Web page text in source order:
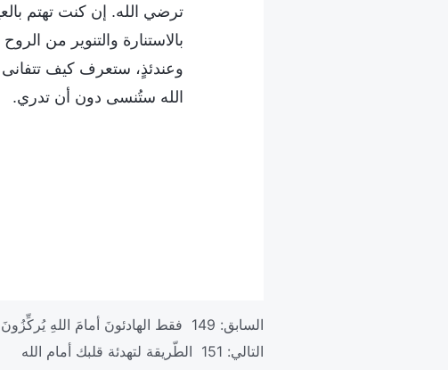
ترضي الله. إن كنت تهتم
بالاستنارة والتنوير من
وعندئذٍ، ستعرف كيف
الله ستُنسى دون أن تدري.
السابق: 149 فقط الهادئونَ أمامَ اللهِ يُركِّزُونَ على الحياةِ
التالي: 151 الطّريقة لتهدئة قلبك أمام الله